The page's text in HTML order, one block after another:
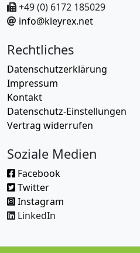
+49 (0) 6172 185029
info@kleyrex.net
Rechtliches
Datenschutzerklärung
Impressum
Kontakt
Datenschutz-Einstellungen
Vertrag widerrufen
Soziale Medien
Facebook
Twitter
Instagram
LinkedIn